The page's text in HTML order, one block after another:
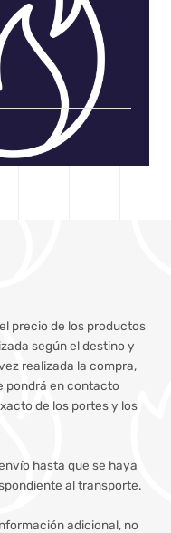
precio de los productos
según el destino y
realizada la compra,
pondrá en contacto
de los portes y los
hasta que se haya
al transporte.
adicional, no